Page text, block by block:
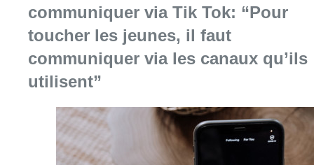
communiquer via Tik Tok: “Pour
toucher les jeunes, il faut
communiquer via les canaux qu’ils
utilisent”